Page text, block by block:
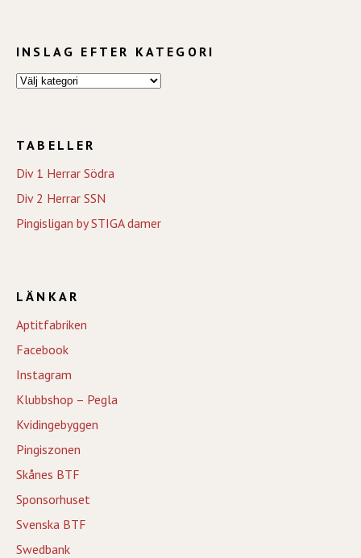
INSLAG EFTER KATEGORI
TABELLER
Div 1 Herrar Södra
Div 2 Herrar SSN
Pingisligan by STIGA damer
LÄNKAR
Aptitfabriken
Facebook
Instagram
Klubbshop – Pegla
Kvidingebyggen
Pingiszonen
Skånes BTF
Sponsorhuset
Svenska BTF
Swedbank